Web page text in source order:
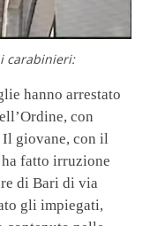
carabinieri:
hanno arrestato
con
Il giovane, con il
fatto irruzione
di Bari di via
gli impiegati,